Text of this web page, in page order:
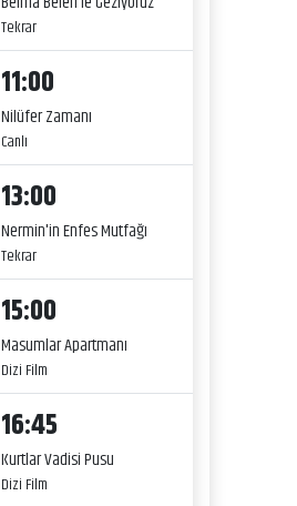
Tekrar
11:00
Nilüfer Zamanı
Canlı
13:00
Nermin'in Enfes Mutfağı
Tekrar
15:00
Masumlar Apartmanı
Dizi Film
16:45
Kurtlar Vadisi Pusu
Dizi Film